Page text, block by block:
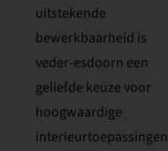
uitstekende
bewerkbaarheid is
veder-esdoorn een
geliefde keuze voor
hoogwaardige
interieurtoepassingen